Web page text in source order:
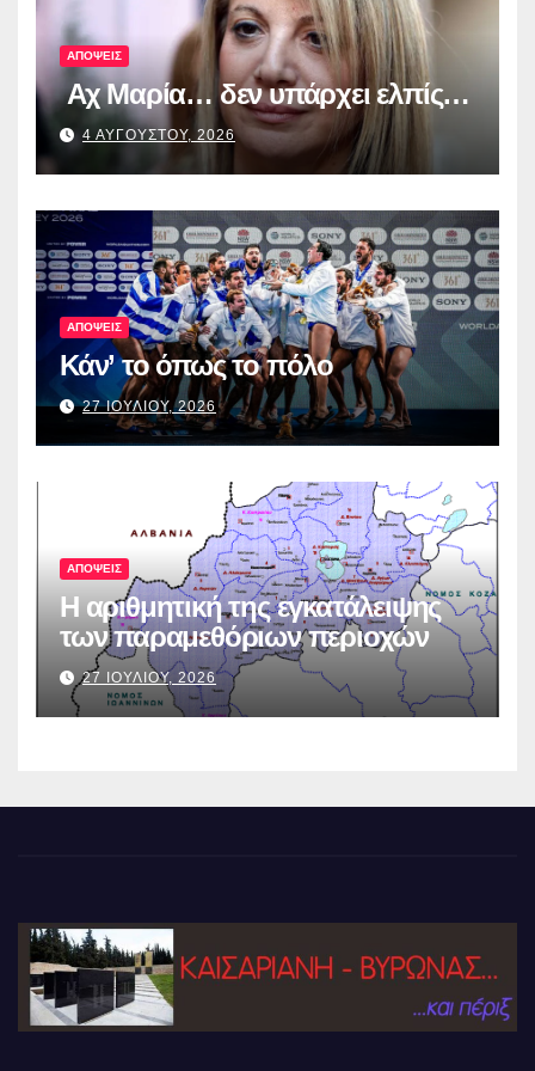
ΑΠΟΨΕΙΣ
Αχ Μαρία… δεν υπάρχει ελπίς…
4 ΑΥΓΟΥΣΤΟΥ, 2026
ΑΠΟΨΕΙΣ
Κάν’ το όπως το πόλο
27 ΙΟΥΛΙΟΥ, 2026
ΑΠΟΨΕΙΣ
Η αριθμητική της εγκατάλειψης
των παραμεθόριων περιοχών
27 ΙΟΥΛΙΟΥ, 2026